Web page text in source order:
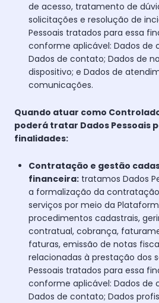
de acesso, tratamento de
solicitações e resolução de
Pessoais tratados para essa
conforme aplicável: Dados de
Dados de contato; Dados de
dispositivo; e Dados de
comunicações.
Quando atuar como
poderá tratar Dados Pessoais
finalidades:
Contratação e gestão
financeira: tratamos Dados
a formalização da
serviços por meio da
procedimentos cadastrais,
contratual, cobrança,
faturas, emissão de notas
relacionadas à prestação dos
Pessoais tratados para essa
conforme aplicável: Dados de
Dados de contato; Dados